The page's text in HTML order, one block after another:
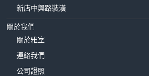
新店中興路裝潢
關於我們
關於雅室
連絡我們
公司證照